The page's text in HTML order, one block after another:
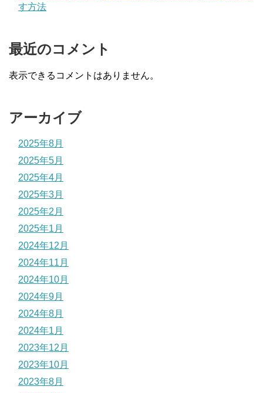
す方法
最近のコメント
表示できるコメントはありません。
アーカイブ
2025年8月
2025年5月
2025年4月
2025年3月
2025年2月
2025年1月
2024年12月
2024年11月
2024年10月
2024年9月
2024年8月
2024年1月
2023年12月
2023年10月
2023年8月